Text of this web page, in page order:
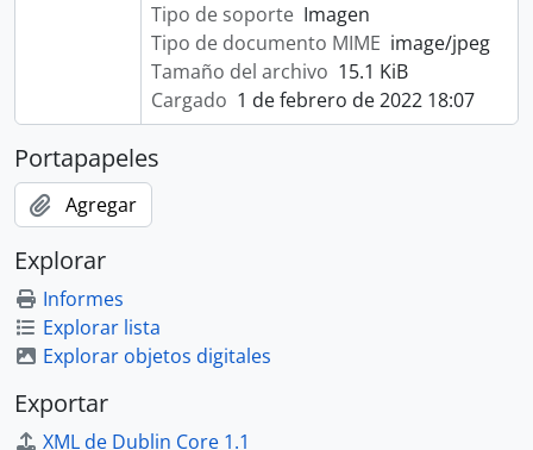
Tipo de soporte Imagen
Tipo de documento MIME image/jpeg
Tamaño del archivo 15.1 KiB
Cargado 1 de febrero de 2022 18:07
Portapapeles
Agregar
Explorar
Informes
Explorar lista
Explorar objetos digitales
Exportar
XML de Dublin Core 1.1